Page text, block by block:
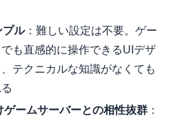
プル：難しい設定は不要。ゲー
も直感的に操作できるUIデザ
テクニカルな知識がなくても
ゲームサーバーとの相性抜群 ：